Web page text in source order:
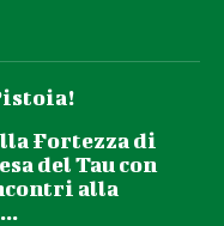
Fortezza di
del Tau con
alla